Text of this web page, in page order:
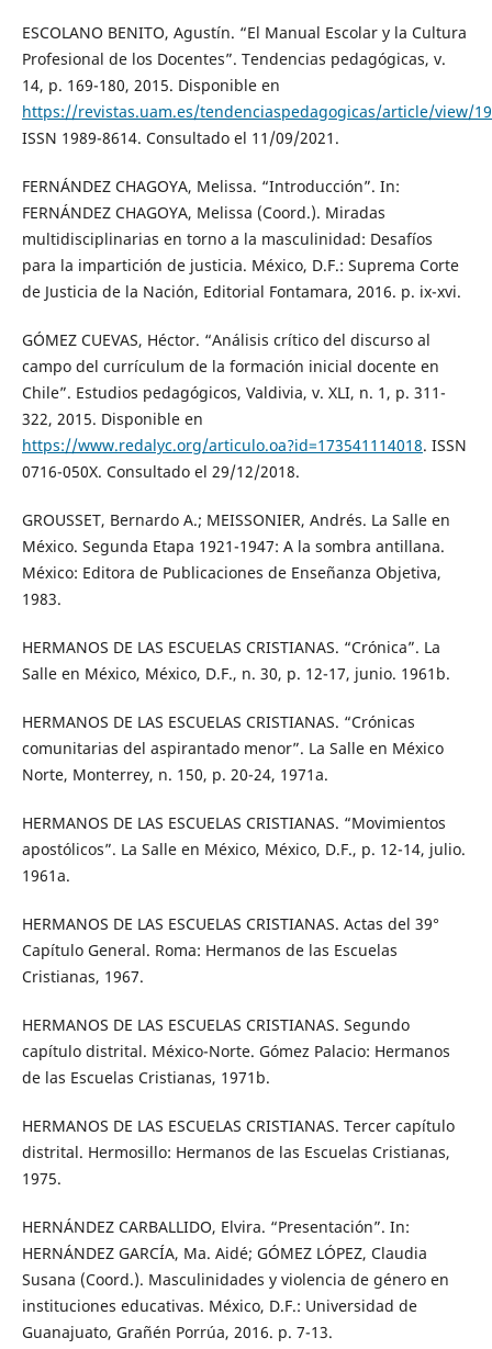
ESCOLANO BENITO, Agustín. “El Manual Escolar y la Cultura
Profesional de los Docentes”. Tendencias pedagógicas, v.
14, p. 169-180, 2015. Disponible en
https://revistas.uam.es/tendenciaspedagogicas/article/view/
ISSN 1989-8614. Consultado el 11/09/2021.
FERNÁNDEZ CHAGOYA, Melissa. “Introducción”. In:
FERNÁNDEZ CHAGOYA, Melissa (Coord.). Miradas
multidisciplinarias en torno a la masculinidad: Desafíos
para la impartición de justicia. México, D.F.: Suprema Corte
de Justicia de la Nación, Editorial Fontamara, 2016. p. ix-xvi.
GÓMEZ CUEVAS, Héctor. “Análisis crítico del discurso al
campo del currículum de la formación inicial docente en
Chile”. Estudios pedagógicos, Valdivia, v. XLI, n. 1, p. 311-
322, 2015. Disponible en
https://www.redalyc.org/articulo.oa?id=173541114018. ISSN
0716-050X. Consultado el 29/12/2018.
GROUSSET, Bernardo A.; MEISSONIER, Andrés. La Salle en
México. Segunda Etapa 1921-1947: A la sombra antillana.
México: Editora de Publicaciones de Enseñanza Objetiva,
1983.
HERMANOS DE LAS ESCUELAS CRISTIANAS. “Crónica”. La
Salle en México, México, D.F., n. 30, p. 12-17, junio. 1961b.
HERMANOS DE LAS ESCUELAS CRISTIANAS. “Crónicas
comunitarias del aspirantado menor”. La Salle en México
Norte, Monterrey, n. 150, p. 20-24, 1971a.
HERMANOS DE LAS ESCUELAS CRISTIANAS. “Movimientos
apostólicos”. La Salle en México, México, D.F., p. 12-14, julio.
1961a.
HERMANOS DE LAS ESCUELAS CRISTIANAS. Actas del 39°
Capítulo General. Roma: Hermanos de las Escuelas
Cristianas, 1967.
HERMANOS DE LAS ESCUELAS CRISTIANAS. Segundo
capítulo distrital. México-Norte. Gómez Palacio: Hermanos
de las Escuelas Cristianas, 1971b.
HERMANOS DE LAS ESCUELAS CRISTIANAS. Tercer capítulo
distrital. Hermosillo: Hermanos de las Escuelas Cristianas,
1975.
HERNÁNDEZ CARBALLIDO, Elvira. “Presentación”. In:
HERNÁNDEZ GARCÍA, Ma. Aidé; GÓMEZ LÓPEZ, Claudia
Susana (Coord.). Masculinidades y violencia de género en
instituciones educativas. México, D.F.: Universidad de
Guanajuato, Grañén Porrúa, 2016. p. 7-13.